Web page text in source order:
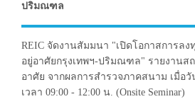
ปริมณฑล
REIC จัดงานสัมมนา "เปิดโอกาสการล
อยู่อาศัยกรุงเทพฯ-ปริมณฑล" รายงานส
อาศัย จากผลการสำรวจภาคสนาม เมื่อวั
เวลา 09:00 - 12:00 น. (Onsite Seminar)